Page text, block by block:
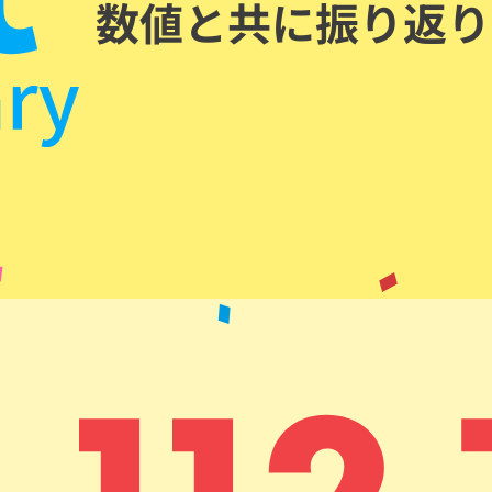
数値と共に振り返